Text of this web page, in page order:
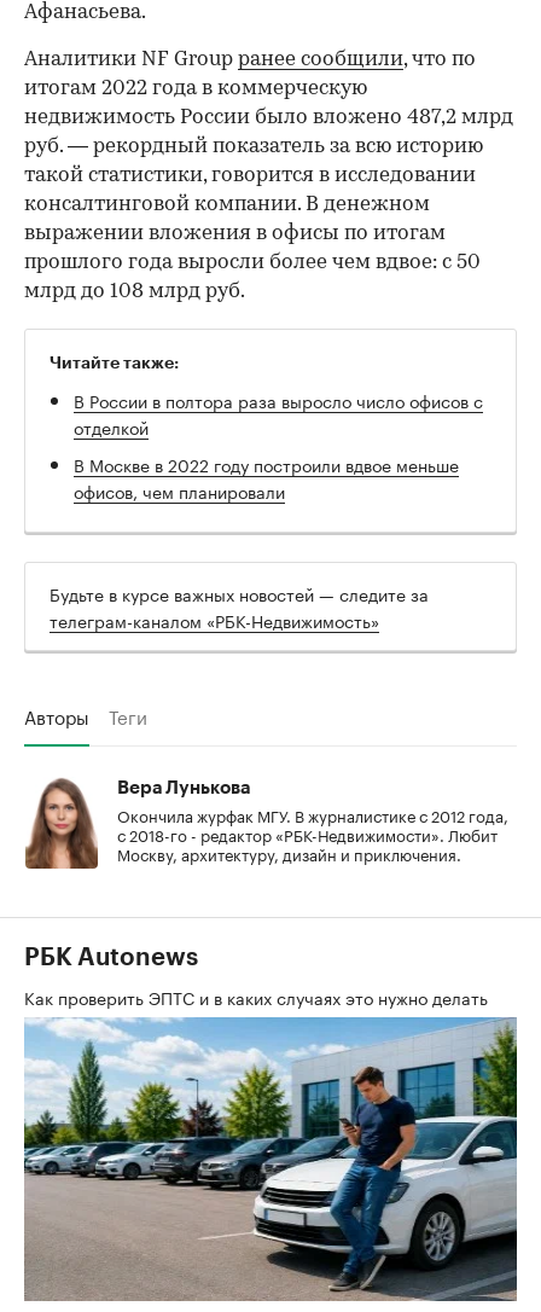
Афанасьева.
00:00 / 00:00
Аналитики NF Group ранее сообщили, что по
итогам 2022 года в коммерческую
недвижимость России было вложено 487,2 млрд
руб. — рекордный показатель за всю историю
такой статистики, говорится в исследовании
консалтинговой компании. В денежном
выражении вложения в офисы по итогам
прошлого года выросли более чем вдвое: с 50
млрд до 108 млрд руб.
Читайте также:
В России в полтора раза выросло число офисов с
отделкой
В Москве в 2022 году построили вдвое меньше
офисов, чем планировали
Будьте в курсе важных новостей — следите за
телеграм-каналом «РБК-Недвижимость»
Авторы Теги
Вера Лунькова
Окончила журфак МГУ. В журналистике с 2012 года,
с 2018-го - редактор «РБК-Недвижимости». Любит
Москву, архитектуру, дизайн и приключения.
РБК Autonews
Как проверить ЭПТС и в каких случаях это нужно делать